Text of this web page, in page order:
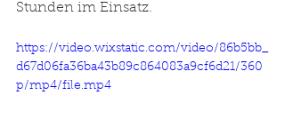
Stunden im Einsatz.
https://video.wixstatic.com/video/86b5bb_
d67d06fa36ba43b89c864083a9cf6d21/360
p/mp4/file.mp4